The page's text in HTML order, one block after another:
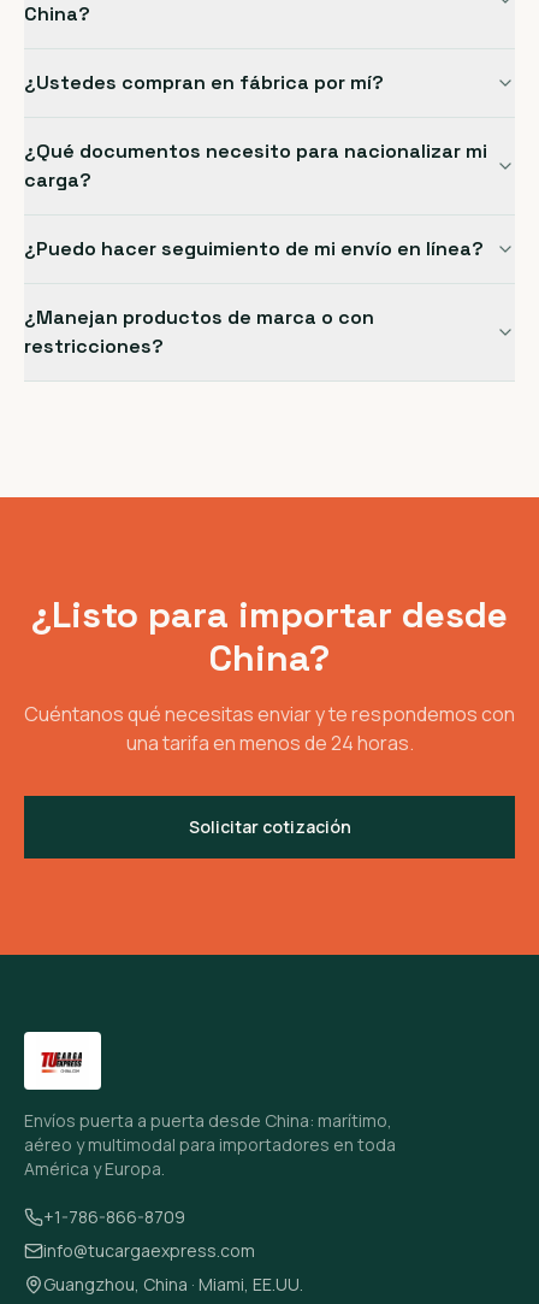
China?
¿Ustedes compran en fábrica por mí?
¿Qué documentos necesito para nacionalizar mi
carga?
¿Puedo hacer seguimiento de mi envío en línea?
¿Manejan productos de marca o con
restricciones?
¿Listo para importar desde
China?
Cuéntanos qué necesitas enviar y te respondemos con
una tarifa en menos de 24 horas.
Solicitar cotización
Envíos puerta a puerta desde China: marítimo,
aéreo y multimodal para importadores en toda
América y Europa.
+1-786-866-8709
info@tucargaexpress.com
Guangzhou, China · Miami, EE.UU.